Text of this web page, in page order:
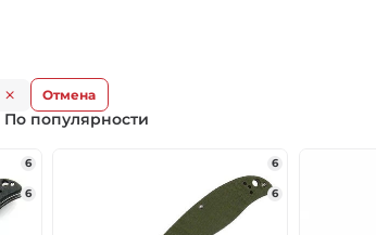
Отмена
По популярности
6
6
6
6